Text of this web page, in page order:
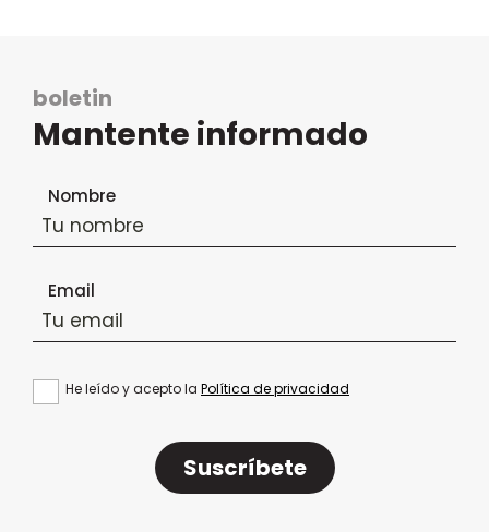
boletin
Mantente informado
Formulario de suscripción al boletín
Nombre
Email
He leído y acepto la Política de privacidad
Suscríbete